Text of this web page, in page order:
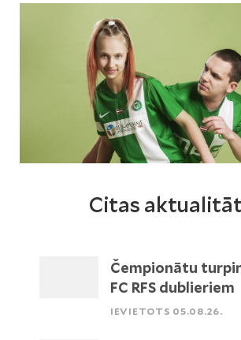
Citas
Čempionātu
FC RFS dublieriem
IEVIETOTS 05.08.26.